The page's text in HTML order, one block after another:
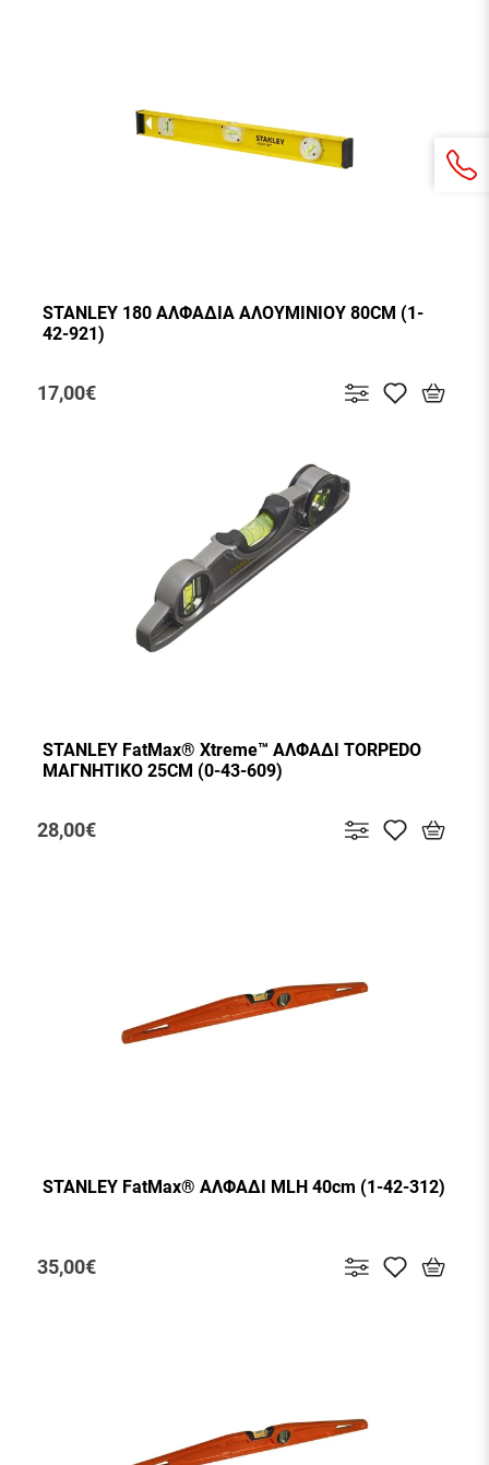
STANLEY 180 ΑΛΦΑΔΙΑ ΑΛΟΥΜΙΝΙΟΥ 80CM (1-
42-921)
17,00€
STANLEY FatMax® Xtreme™ ΑΛΦΑΔΙ TORPEDO
ΜΑΓΝΗΤΙΚΟ 25CM (0-43-609)
28,00€
STANLEY FatMax® ΑΛΦΑΔΙ MLH 40cm (1-42-312)
35,00€